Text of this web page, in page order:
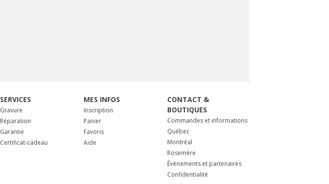
SERVICES
Gravure
Réparation
Garantie
Certificat-cadeau
MES INFOS
Inscription
Panier
Favoris
Aide
CONTACT &
BOUTIQUES
Commandes et informations
Québec
Montréal
Rosemère
Évènements et partenaires
Confidentialité